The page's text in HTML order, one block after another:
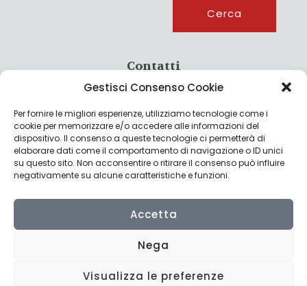
Gestisci Consenso Cookie
Per fornire le migliori esperienze, utilizziamo tecnologie come i
cookie per memorizzare e/o accedere alle informazioni del
dispositivo. Il consenso a queste tecnologie ci permetterà di
elaborare dati come il comportamento di navigazione o ID unici
su questo sito. Non acconsentire o ritirare il consenso può influire
negativamente su alcune caratteristiche e funzioni.
Accetta
Nega
Visualizza le preferenze
Cerca
Contatti
info@culturagroalimentare.com
Note legali
Privacy Policy
© 2022 CulturAgroalimentare di Raffaello De Crescenzo - P.IVA